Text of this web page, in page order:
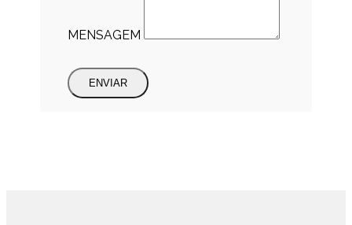
MENSAGEM
ENVIAR